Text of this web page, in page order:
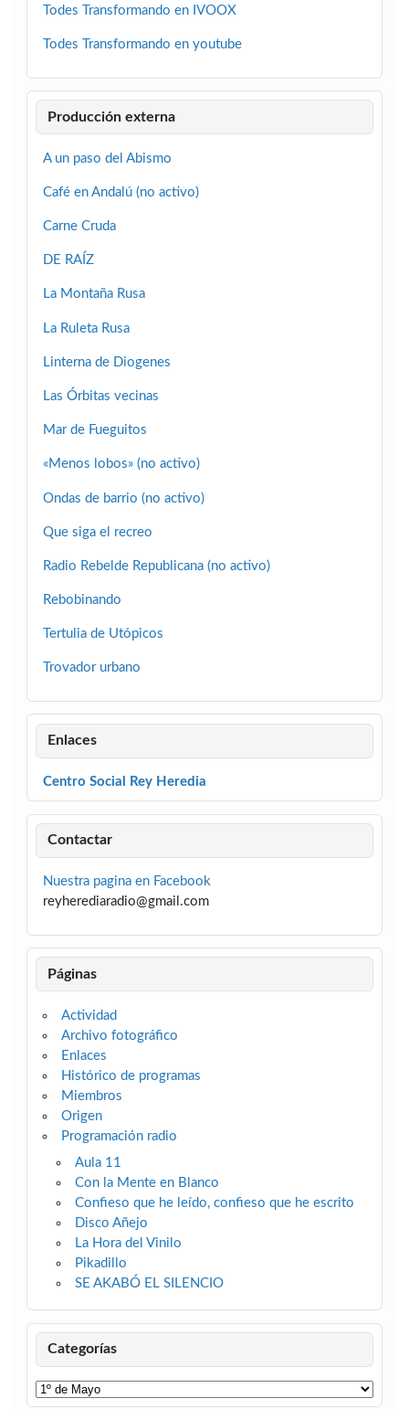
Todes Transformando en IVOOX
Todes Transformando en youtube
Producción externa
A un paso del Abismo
Café en Andalú (no activo)
Carne Cruda
DE RAÍZ
La Montaña Rusa
La Ruleta Rusa
Linterna de Diogenes
Las Órbitas vecinas
Mar de Fueguitos
«Menos lobos» (no activo)
Ondas de barrio (no activo)
Que siga el recreo
Radio Rebelde Republicana (no activo)
Rebobinando
Tertulia de Utópicos
Trovador urbano
Enlaces
Centro Social Rey Heredia
Contactar
Nuestra pagina en Facebook
reyherediaradio@gmail.com
Páginas
Actividad
Archivo fotográfico
Enlaces
Histórico de programas
Miembros
Origen
Programación radio
Aula 11
Con la Mente en Blanco
Confieso que he leído, confieso que he escrito
Disco Añejo
La Hora del Vinilo
Pikadillo
SE AKABÓ EL SILENCIO
Categorías
Categorías